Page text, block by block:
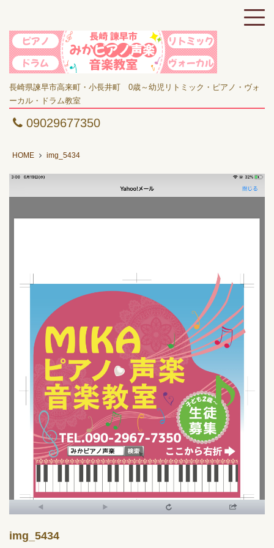
長崎県諫早市高来町・小長井町 0歳～幼児リトミック・ピアノ・ヴォ
ーカル・ドラム教室
09029677350
HOME img_5434
img_5434